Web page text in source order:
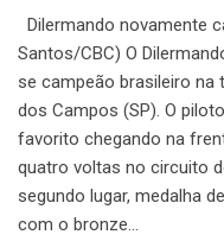
Dilermando novamente
Santos/CBC) O
se campeão brasileiro na
dos Campos (SP). O
favorito chegando na
quatro voltas no circuito
segundo lugar, medalha
com o bronze…